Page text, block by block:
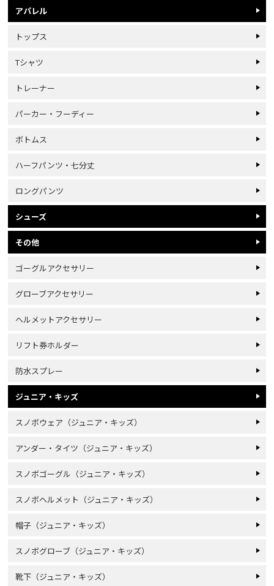
アパレル
トップス
Tシャツ
トレーナー
パーカー・フーディー
ボトムス
ハーフパンツ・七分丈
ロングパンツ
シューズ
その他
ゴーグルアクセサリー
グローブアクセサリー
ヘルメットアクセサリー
リフト券ホルダー
防水スプレー
ジュニア・キッズ
スノボウェア（ジュニア・キッズ）
アンダー・タイツ（ジュニア・キッズ）
スノボゴーグル（ジュニア・キッズ）
スノボヘルメット（ジュニア・キッズ）
帽子（ジュニア・キッズ）
スノボグローブ（ジュニア・キッズ）
靴下（ジュニア・キッズ）